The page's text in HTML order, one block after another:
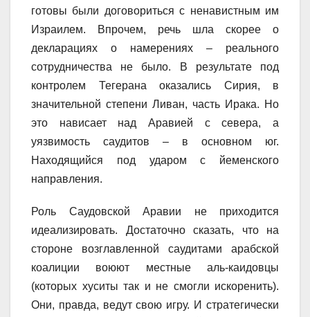
готовы были договориться с ненавистным им
Израилем. Впрочем, речь шла скорее о
декларациях о намерениях – реального
сотрудничества не было. В результате под
контролем Тегерана оказались Сирия, в
значительной степени Ливан, часть Ирака. Но
это нависает над Аравией с севера, а
уязвимость саудитов – в основном юг.
Находящийся под ударом с йеменского
направления.
Роль Саудовской Аравии не приходится
идеализировать. Достаточно сказать, что на
стороне возглавленной саудитами арабской
коалиции воюют местные аль-каидовцы
(которых хуситы так и не смогли искоренить).
Они, правда, ведут свою игру. И стратегически